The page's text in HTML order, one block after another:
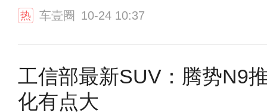
热 车壹圈 10-24 10:37
工信部最新SUV：腾势N9
化有点大